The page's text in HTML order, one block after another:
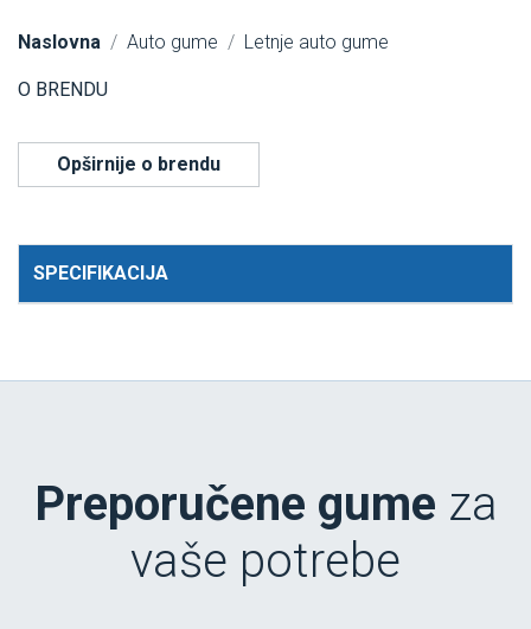
Naslovna Auto gume Letnje auto gume
O BRENDU
Opširnije o brendu
SPECIFIKACIJA
Preporučene gume za
vaše potrebe